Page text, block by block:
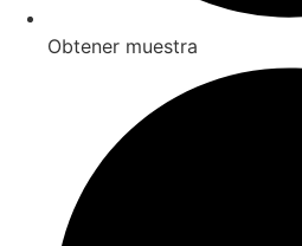
Obtener muestra